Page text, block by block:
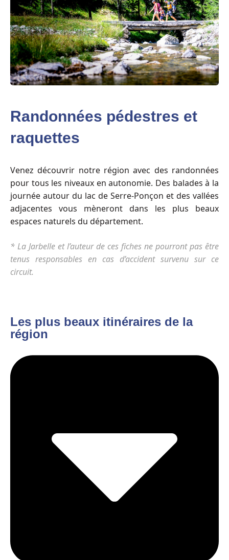
Randonnées pédestres et
raquettes
Venez découvrir notre région avec des randonnées
pour tous les niveaux en autonomie. Des balades à la
journée autour du lac de Serre-Ponçon et des vallées
adjacentes vous mèneront dans les plus beaux
espaces naturels du département.
* La Jarbelle et l’auteur de ces fiches ne pourront pas être
tenus responsables en cas d’accident survenu sur ce
circuit.
Les plus beaux itinéraires de la
région